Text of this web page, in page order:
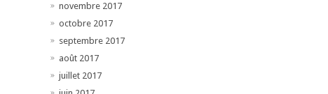
novembre 2017
octobre 2017
septembre 2017
août 2017
juillet 2017